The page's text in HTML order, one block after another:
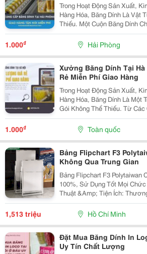
Trong Hoạt Động Sản Xuất,
Hàng Hóa, Băng Dính Là Vật
Thiếu. Một Cuộn Băng Dính
Chắc Chắn Hơn, Bảo Vệ Sản
Kho Và Vận Chuyển, Đồng
1.000₫ Hải Phòng
Xưởng Băng Dính Tại
Rẻ Miễn Phí Giao Hàng
Trong Hoạt Động Sản Xuất,
Hàng Hóa, Băng Dính Là Một
Gói Không Thể Thiếu. Từ
Online, Doanh Nghiệp
Xuất Đều Sử Dụng Băng
Phong...
1.000₫ Toàn quốc
Bảng Flipchart F3
Không Qua Trung Gian
Bảng Flipchart F3 Polytaiwan
100%, Sử Dụng Tốt Mọi Chức Năng.
Thuật &Amp; Tiện Ích: Thương Hiệu: Bavico Polytaiwan
(Dòng F3 Cao Cấp). Kích Thước Mặt Bảng: 60 X 100Cm
Mặt Bảng: Viết Êm, Xóa Cực
1,513 triệu Hồ Chí Minh
Đặt Mua Băng Dính In
Uy Tín Chất Lượng